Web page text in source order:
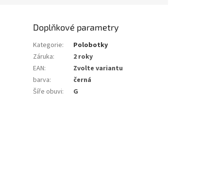
Doplňkové parametry
Kategorie:
Polobotky
Záruka:
2 roky
EAN:
Zvolte variantu
barva:
černá
Šíře obuvi: G